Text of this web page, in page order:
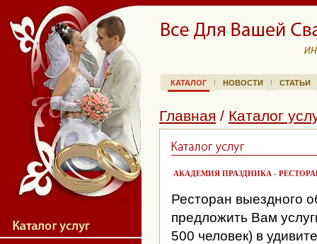
КАТАЛОГ НОВОСТИ СТАТЬИ
Главная / Каталог
АКАДЕМИЯ ПРАЗДНИКА -
Ресторан выездного
предложить Вам
500 человек) в